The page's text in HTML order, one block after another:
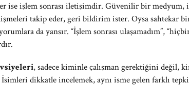
ise işlem sonrası iletişimdir. Güvenilir bir medyum,
takip eder, geri bildirim ister. Oysa sahtekar
da yansır. “İşlem sonrası ulaşamadım”,
, sadece kiminle çalışman gerektiğini değil,
dikkatle incelemek, aynı isme gelen farklı